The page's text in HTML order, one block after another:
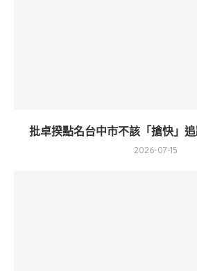
批卓揆點名台中市不該「搶快」
2026-07-15